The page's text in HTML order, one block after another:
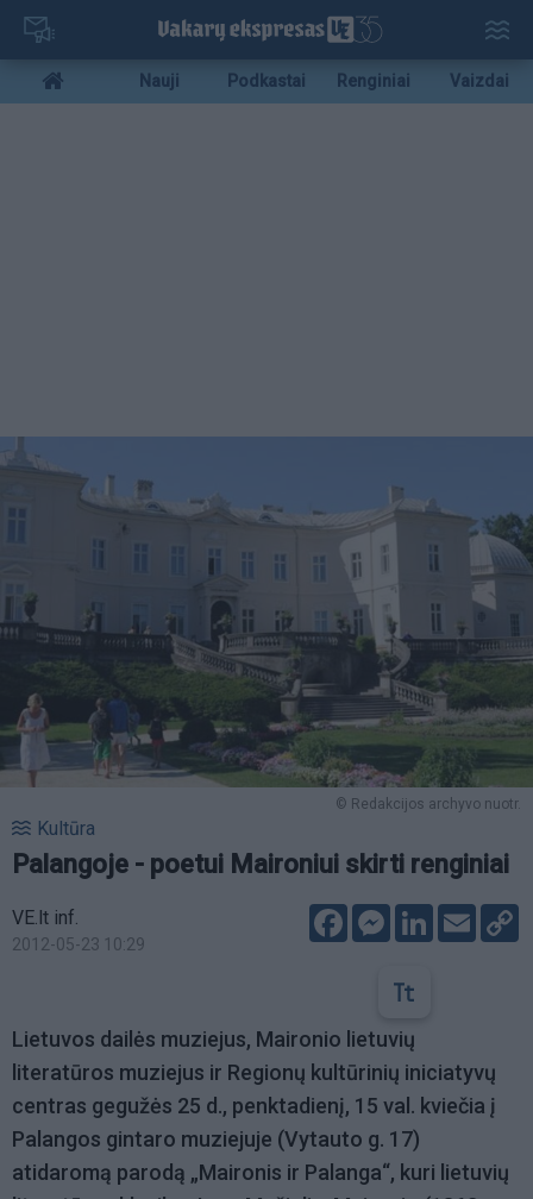
Pereiti
pagrindinį
turinį
Mobile
menu
Nauji Podkastai Renginiai Vaizdai
© Redakcijos archyvo nuotr.
Kultūra
Palangoje - poetui Maironiui skirti renginiai
VE.lt inf.
2012-05-23 10:29
FacebookMessenger
LinkedIn
Email
Lietuvos dailės muziejus, Maironio lietuvių
literatūros muziejus ir Regionų kultūrinių iniciatyvų
centras gegužės 25 d., penktadienį, 15 val. kviečia į
Palangos gintaro muziejuje (Vytauto g. 17)
atidaromą parodą „Maironis ir Palanga“, kuri lietuvių